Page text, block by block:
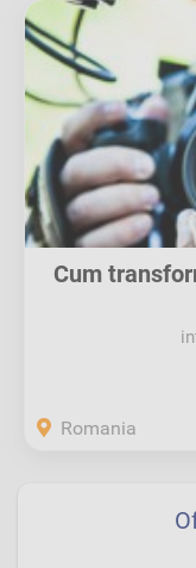
Cum
Romania